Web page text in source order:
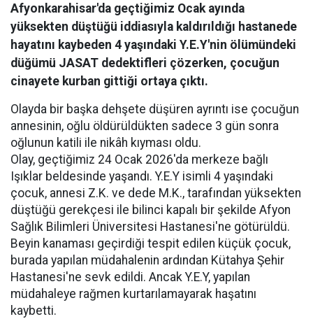
Afyonkarahisar'da geçtiğimiz Ocak ayında
yüksekten düştüğü iddiasıyla kaldırıldığı hastanede
hayatını kaybeden 4 yaşındaki Y.E.Y'nin ölümündeki
düğümü JASAT dedektifleri çözerken, çocuğun
cinayete kurban gittiği ortaya çıktı.
Olayda bir başka dehşete düşüren ayrıntı ise çocuğun
annesinin, oğlu öldürüldükten sadece 3 gün sonra
oğlunun katili ile nikâh kıyması oldu.
Olay, geçtiğimiz 24 Ocak 2026'da merkeze bağlı
Işıklar beldesinde yaşandı. Y.E.Y isimli 4 yaşındaki
çocuk, annesi Z.K. ve dede M.K., tarafından yüksekten
düştüğü gerekçesi ile bilinci kapalı bir şekilde Afyon
Sağlık Bilimleri Üniversitesi Hastanesi'ne götürüldü.
Beyin kanaması geçirdiği tespit edilen küçük çocuk,
burada yapılan müdahalenin ardından Kütahya Şehir
Hastanesi'ne sevk edildi. Ancak Y.E.Y, yapılan
müdahaleye rağmen kurtarılamayarak haşatını
kaybetti.